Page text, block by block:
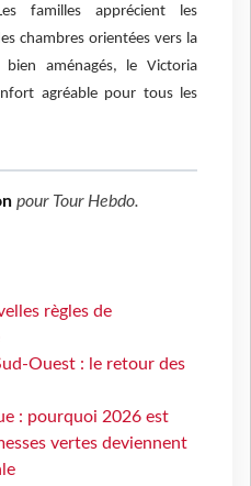
familles apprécient les
chambres orientées vers la
aménagés, le Victoria
agréable pour tous les
pour Tour Hebdo.
règles de
Ouest : le retour des
: pourquoi 2026 est
vertes deviennent